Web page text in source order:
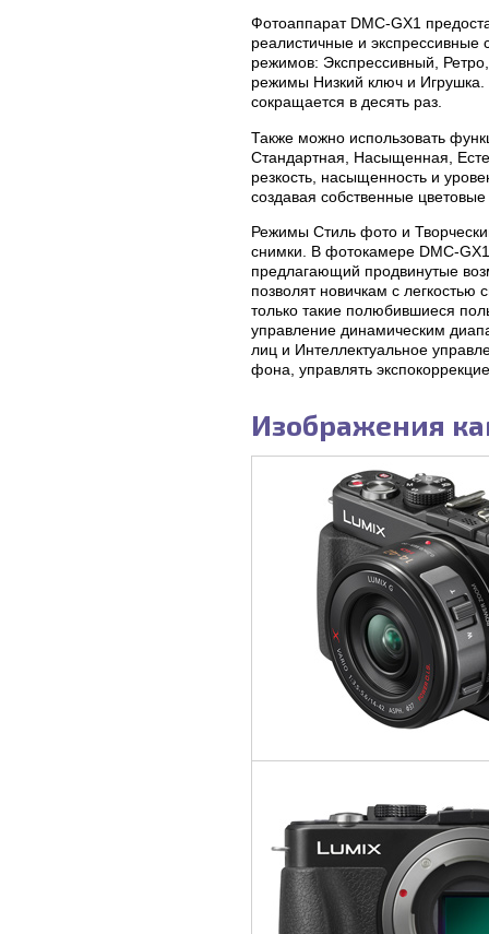
Фотоаппарат DMC-GX1
реалистичные и экспрессивные
режимов: Экспрессивный,
режимы Низкий ключ и
сокращается в десять раз.
Также можно использовать
Стандартная, Насыщенная,
резкость, насыщенность и
создавая собственные
Режимы Стиль фото и
снимки. В фотокамере DMC-
предлагающий продвинутые
позволят новичкам с
только такие полюбившиеся
управление динамическим
лиц и Интеллектуальное
фона, управлять
Изображения